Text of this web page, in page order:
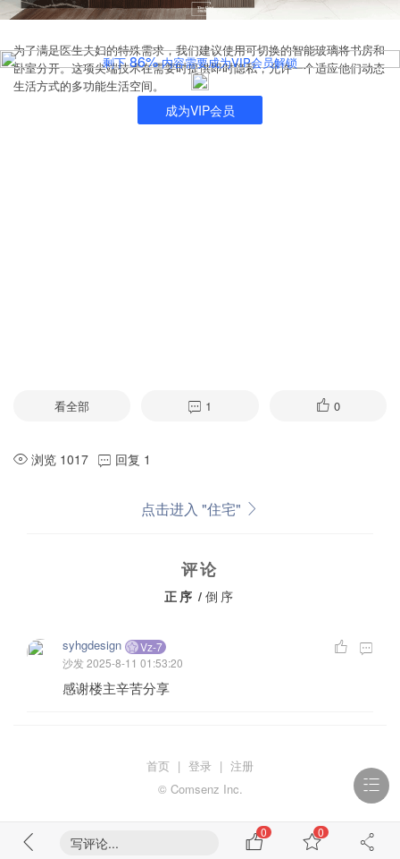
为了满足医生夫妇的特殊需求，我们建议使用可切换的智能玻璃将书房和
卧室分开。这项尖端技术在需要时提供即时隐私，允许一个适应他们动态
生活方式的多功能生活空间。
剩下86%内容需要成为VIP会员解锁
成为VIP会员
看全部 1 0
浏览 1017 回复 1
点击进入 "住宅"
评论
正序 / 倒序
syhgdesign
Vz-7
沙发2025-8-11 01:53:20
感谢楼主辛苦分享
写评论...
0 0
首页 | 登录 | 注册
© Comsenz Inc.